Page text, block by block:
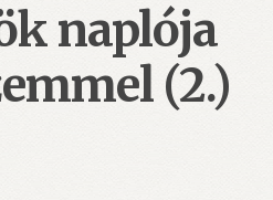
naplója
(2.)